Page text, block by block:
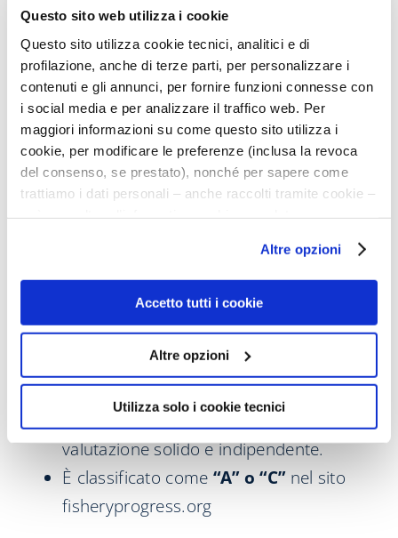
Questo sito web utilizza i cookie
Questo sito utilizza cookie tecnici, analitici e di
profilazione, anche di terze parti, per personalizzare i
contenuti e gli annunci, per fornire funzioni connesse con
i social media e per analizzare il traffico web. Per
maggiori informazioni su come questo sito utilizza i
cookie, per modificare le preferenze (inclusa la revoca
del consenso, se prestato), nonché per sapere come
trattiamo i dati personali – anche raccolti tramite cookie –
qualora clicchi su “Utilizza solo i cookie necessari”, non
sarà installato alcun cookie o altro strumento di
tracciamento diverso da quelli tecnici. Cliccando su
“Accetto tutti i cookie”, presterà il consenso
Cliccando su "Altre opzioni", potrà scegliere, in modo più
granulare, quali cookie autorizzare.
Altre opzioni
Accetto tutti i cookie
Altre opzioni
Utilizza solo i cookie tecnici
soddisfare i requisiti dello standard del MSC.
I principali stakeholder dei FIP includono
pescatori/proprietari di pescherecci,
organizzazioni non governative (ONG),
autorità governative, ricercatori e altri
membri dell’industria della pesca.
Un FIP può essere definitocredibile
le sue azioni sonotransparenti.
Mostra chiaramente un miglioramento
risultati delle attività di pesca
Può dimostrare la valutazione della
valutazione solido e indipendente.
È classificato come “A” o “C”nel sito
fisheryprogress.org